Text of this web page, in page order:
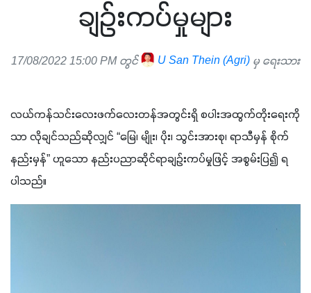
ချဉ်းကပ်မှုများ
17/08/2022 15:00 PM တွင် U San Thein (Agri) မှ ရေးသား
လယ်ကန်သင်းလေးဖက်လေးတန်အတွင်းရှိ စပါးအထွက်တိုးရေးကို
သာ လိုချင်သည်ဆိုလျှင် “မြေ၊ မျိုး၊ ပိုး၊ သွင်းအားစု၊ ရာသီမှန် စိုက်
နည်းမှန်” ဟူသော နည်းပညာဆိုင်ရာချဉ်းကပ်မှုဖြင့် အစွမ်းပြ၍ ရ
ပါသည်။